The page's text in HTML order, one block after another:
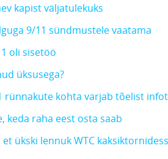
kapist väljatulekuks
9/11 sündmustele vaatama
oli sisetöö
üksusega?
rünnakute kohta varjab tõelist infot
keda raha eest osta saab
ükski lennuk WTC